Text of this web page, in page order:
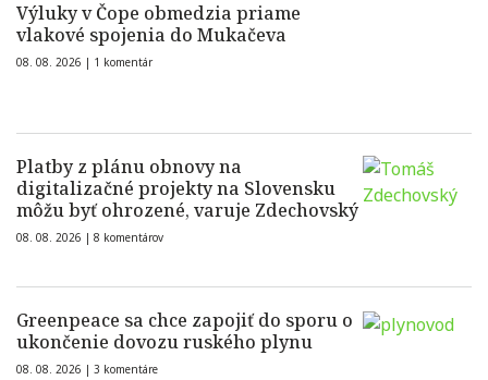
Výluky v Čope obmedzia priame
vlakové spojenia do Mukačeva
08. 08. 2026 | 1 komentár
Platby z plánu obnovy na
digitalizačné projekty na Slovensku
môžu byť ohrozené, varuje Zdechovský
08. 08. 2026 | 8 komentárov
Greenpeace sa chce zapojiť do sporu o
ukončenie dovozu ruského plynu
08. 08. 2026 | 3 komentáre